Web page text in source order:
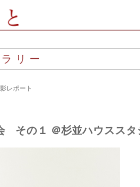
リー
レポート
その１ ＠杉並ハウススタ